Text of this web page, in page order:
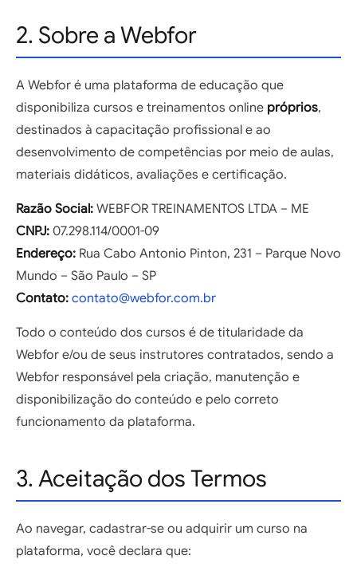
2. Sobre a Webfor
A Webfor é uma plataforma de educação que
disponibiliza cursos e treinamentos online próprios,
destinados à capacitação profissional e ao
desenvolvimento de competências por meio de aulas,
materiais didáticos, avaliações e certificação.
Razão Social: WEBFOR TREINAMENTOS LTDA – ME
CNPJ: 07.298.114/0001-09
Endereço: Rua Cabo Antonio Pinton, 231 – Parque Novo
Mundo – São Paulo – SP
Contato: contato@webfor.com.br
Todo o conteúdo dos cursos é de titularidade da
Webfor e/ou de seus instrutores contratados, sendo a
Webfor responsável pela criação, manutenção e
disponibilização do conteúdo e pelo correto
funcionamento da plataforma.
3. Aceitação dos Termos
Ao navegar, cadastrar-se ou adquirir um curso na
plataforma, você declara que: